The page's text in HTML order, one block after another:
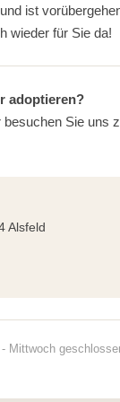
ist
wieder für Sie da!
adoptieren?
besuchen Sie uns
Alsfeld
Mittwoch